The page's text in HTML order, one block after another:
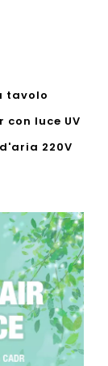
tavolo
con luce UV
220V